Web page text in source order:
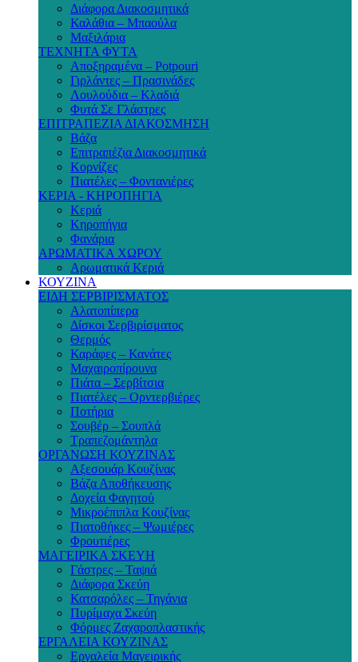
Διάφορα Διακοσμητικά
Καλάθια – Μπαούλα
Μαξιλάρια
ΤΕΧΝΗΤΑ ΦΥΤΑ
Αποξηραμένα – Potpouri
Γιρλάντες – Πρασινάδες
Λουλούδια – Κλαδιά
Φυτά Σε Γλάστρες
ΕΠΙΤΡΑΠΕΖΙΑ ΔΙΑΚΟΣΜΗΣΗ
Βάζα
Επιτραπέζια Διακοσμητικά
Κορνίζες
Πιατέλες – Φοντανιέρες
ΚΕΡΙΑ - ΚΗΡΟΠΗΓΙΑ
Κεριά
Κηροπήγια
Φανάρια
ΑΡΩΜΑΤΙΚΑ ΧΩΡΟΥ
Αρωματικά Κεριά
ΚΟΥΖΙΝΑ
ΕΙΔΗ ΣΕΡΒΙΡΙΣΜΑΤΟΣ
Αλατοπίπερα
Δίσκοι Σερβιρίσματος
Θερμός
Καράφες – Κανάτες
Μαχαιροπίρουνα
Πιάτα – Σερβίτσια
Πιατέλες – Ορντερβιέρες
Ποτήρια
Σουβέρ – Σουπλά
Τραπεζομάντηλα
ΟΡΓΑΝΩΣΗ ΚΟΥΖΙΝΑΣ
Αξεσουάρ Κουζίνας
Βάζα Αποθήκευσης
Δοχεία Φαγητού
Μικροέπιπλα Κουζίνας
Πιατοθήκες – Ψωμιέρες
Φρουτιέρες
ΜΑΓΕΙΡΙΚΑ ΣΚΕΥΗ
Γάστρες – Ταψιά
Διάφορα Σκεύη
Κατσαρόλες – Τηγάνια
Πυρίμαχα Σκεύη
Φόρμες Ζαχαροπλαστικής
ΕΡΓΑΛΕΙΑ ΚΟΥΖΙΝΑΣ
Εργαλεία Μαγειρικής